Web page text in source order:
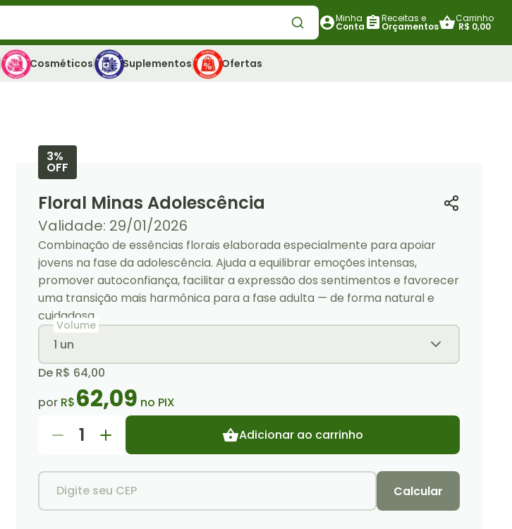
Minha
Conta
Receitas e
Orçamentos
Carrinho
R$ 0,00
Cosméticos Suplementos Ofertas
3%
OFF
Floral Minas Adolescência
Validade: 29/01/2026
Combinação de essências florais elaborada especialmente para apoiar
jovens na fase da adolescência. Ajuda a equilibrar emoções intensas,
promover autoconfiança, facilitar a expressão dos sentimentos e favorecer
uma transição mais harmônica para a fase adulta — de forma natural e
cuidadosa.
Volume
1 un
De R$ 64,00
por R$62,09 no PIX
1 Adicionar ao carrinho
Digite seu CEP Calcular